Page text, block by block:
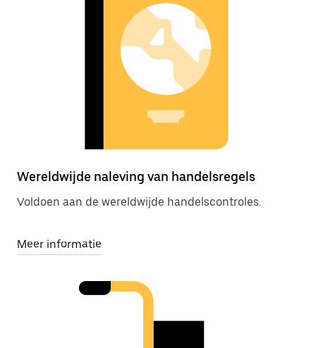
Wereldwijde naleving van handelsregels
Voldoen aan de wereldwijde handelscontroles.
Meer informatie